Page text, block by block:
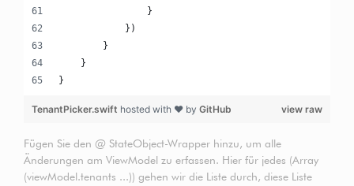
                }
            })
        }
    }
}
view raw
TenantPicker.swift hosted with ❤ by GitHub
Fügen Sie den @ StateObject-Wrapper hinzu, um alle
Änderungen am ViewModel zu erfassen. Hier für jedes (Array
(viewModel.tenants ...)) gehen wir die Liste durch, diese Liste